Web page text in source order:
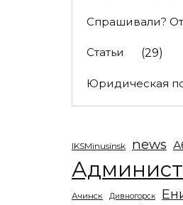
Спрашивали?
Статьи (29)
Юридическая
IKSMinusinsk news
Ачинск Дивногорск